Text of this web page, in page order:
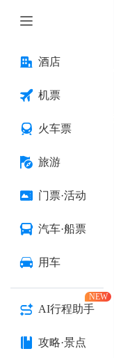
酒店
机票
火车票
旅游
门票·活动
汽车·船票
用车
AI行程助手
NEW
攻略·景点